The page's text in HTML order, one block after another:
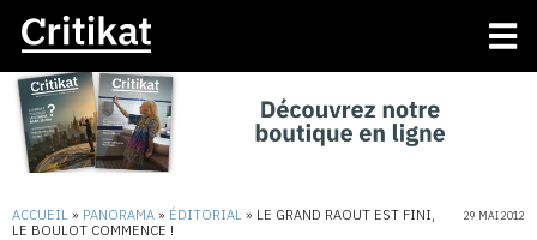
ACCUEIL » PANORAMA » ÉDITORIAL » LE GRAND RAOUT EST FINI,
LE BOULOT COMMENCE !
29 MAI 2012